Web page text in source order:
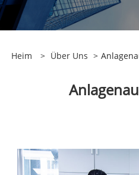
Heim > Über Uns >